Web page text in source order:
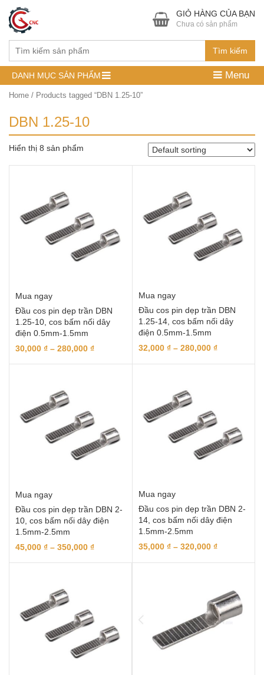
Tìm kiếm
GIỎ HÀNG CỦA BẠN
Chưa có sản phẩm
DANH MỤC SẢN PHẨM Menu
Home / Products tagged “DBN 1.25-10”
DBN 1.25-10
Hiển thị 8 sản phẩm
Mua ngay
Đầu cos pin dẹp trần DBN
1.25-10, cos bấm nối dây
điện 0.5mm-1.5mm
30,000 ₫ – 280,000 ₫
Mua ngay
Đầu cos pin dẹp trần DBN
1.25-14, cos bấm nối dây
điện 0.5mm-1.5mm
32,000 ₫ – 280,000 ₫
Mua ngay
Đầu cos pin dẹp trần DBN 2-
10, cos bấm nối dây điện
1.5mm-2.5mm
45,000 ₫ – 350,000 ₫
Mua ngay
Đầu cos pin dẹp trần DBN 2-
14, cos bấm nối dây điện
1.5mm-2.5mm
35,000 ₫ – 320,000 ₫